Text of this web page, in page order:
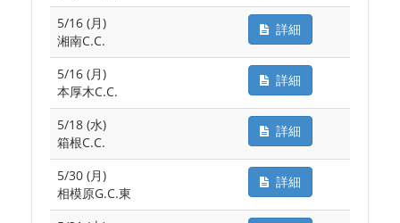
5/16 (月)
湘南C.C.
詳細
5/16 (月)
本厚木C.C.
詳細
5/18 (水)
箱根C.C.
詳細
5/30 (月)
相模原G.C.東
詳細